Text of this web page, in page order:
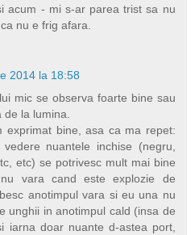
acum - mi s-ar parea trist sa nu
nu e frig afara.
2014 la 18:58
mic se observa foarte bine sau
la lumina.
exprimat bine, asa ca ma repet:
nuantele inchise (negru,
etc) se potrivesc mult mai bine
vara cand este explozie de
anotimpul vara si eu una nu
unghii in anotimpul cald (insa de
iarna doar nuante d-astea port,